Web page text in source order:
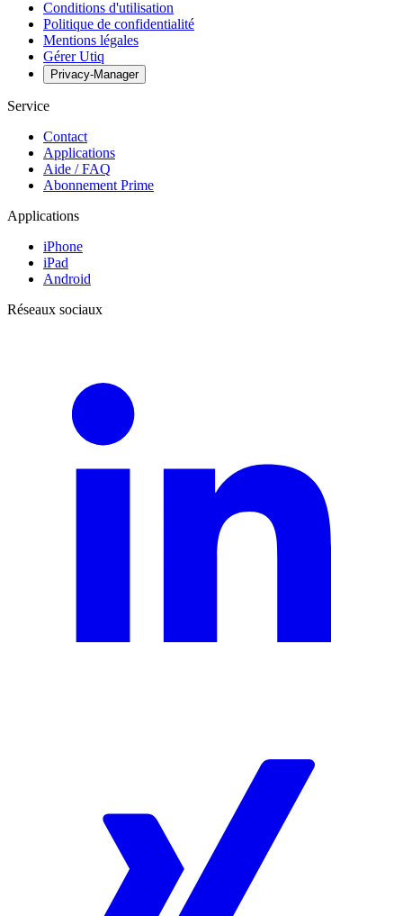
Conditions d'utilisation
Politique de confidentialité
Mentions légales
Gérer Utiq
Privacy-Manager
Service
Contact
Applications
Aide / FAQ
Abonnement Prime
Applications
iPhone
iPad
Android
Réseaux sociaux